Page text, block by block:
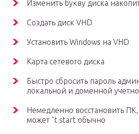
Изменить букву диска
Создать диск VHD
Установить Windows на VHD
Карта сетевого диска
Быстро сбросить пароль
локальной и доменной
Немедленно восстановить ПК,
может `t start обычно